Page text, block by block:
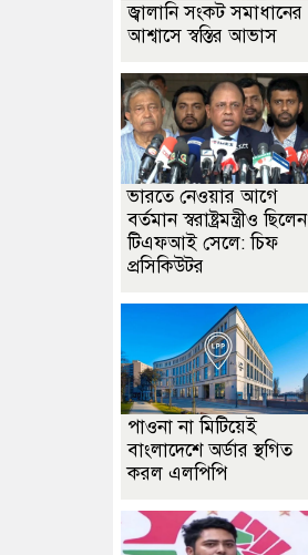
জ্বালানি সংকট সমাধানের
আশ্বাসে স্বস্তির আভাস
ভারতে নেওয়ার আগে
বর্তমান স্বরাষ্ট্রমন্ত্রীও ছিলেন
টিএফআই সেলে: চিফ
প্রসিকিউটর
পাওনা না মিটিয়েই
বাংলাদেশে অর্ডার স্থগিত
করল এলপিপি